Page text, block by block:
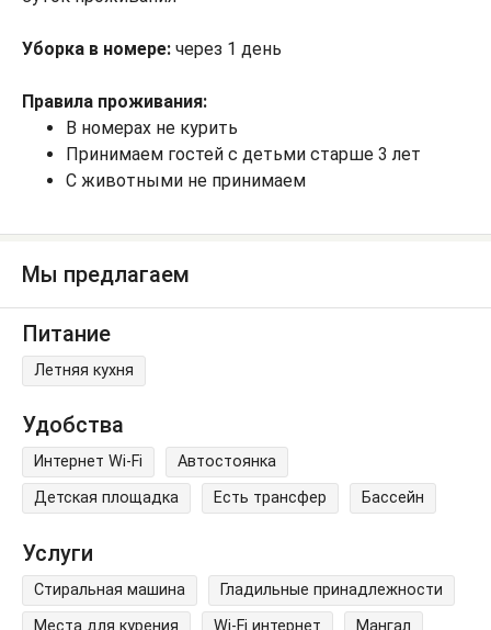
Уборка в номере: через 1 день
Правила проживания:
В номерах не курить
Принимаем гостей с детьми старше 3 лет
С животными не принимаем
Мы предлагаем
Питание
Летняя кухня
Удобства
Интернет Wi-Fi
Автостоянка
Детская площадка
Есть трансфер Бассейн
Услуги
Стиральная машина
Гладильные принадлежности
Места для курения
Wi-Fi интернет
Мангал